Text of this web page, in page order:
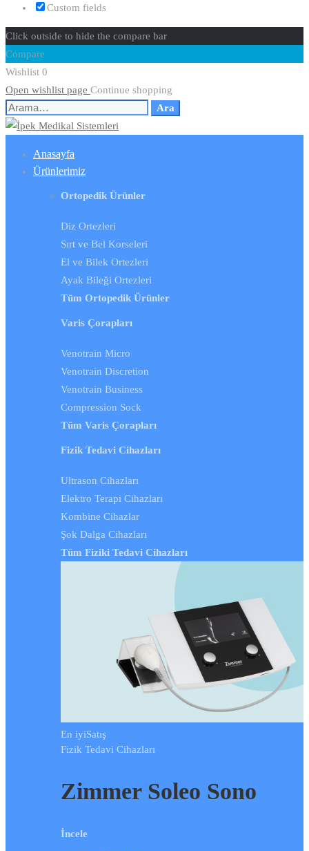
Custom fields
Click outside to hide the compare bar
Compare
Wishlist 0
Open wishlist page Continue shopping
Ara
Anasayfa
Ürünlerimiz
Ortopedik Ürünler
Diz Ortezleri
Sırt ve Bel Korseleri
El ve Bilek Ortezleri
Ayak Bileği Ortezleri
Tüm Ortopedik Ürünler
Varis Çorapları
Venotrain Micro
Venotrain Discretion
Venotrain Business
Compression Sock
Tüm Varis Çorapları
Fizik Tedavi Cihazları
Ultrason Cihazları
Elektro Terapi Cihazları
Kombine Cihazlar
Şok Dalga Cihazları
Tüm Fiziki Tedavi Cihazları
En iyiSatış
Fizik Tedavi Cihazları
Zimmer Soleo Sono
İncele